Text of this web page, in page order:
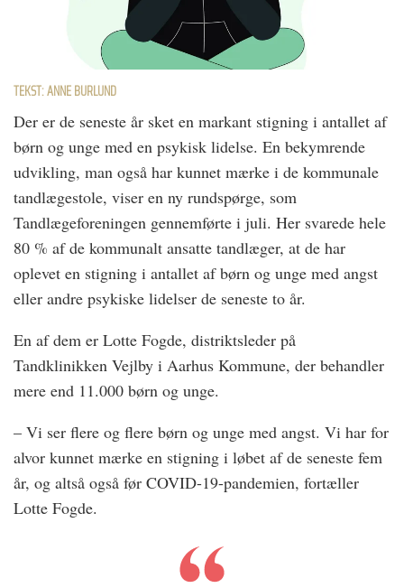
TEKST: ANNE BURLUND
Der er de seneste år sket en markant stigning i antallet af
børn og unge med en psykisk lidelse. En bekymrende
udvikling, man også har kunnet mærke i de kommunale
tandlægestole, viser en ny rundspørge, som
Tandlægeforeningen gennemførte i juli. Her svarede hele
80 % af de kommunalt ansatte tandlæger, at de har
oplevet en stigning i antallet af børn og unge med angst
eller andre psykiske lidelser de seneste to år.
En af dem er Lotte Fogde, distriktsleder på
Tandklinikken Vejlby i Aarhus Kommune, der behandler
mere end 11.000 børn og unge.
– Vi ser flere og flere børn og unge med angst. Vi har for
alvor kunnet mærke en stigning i løbet af de seneste fem
år, og altså også før COVID-19-pandemien, fortæller
Lotte Fogde.